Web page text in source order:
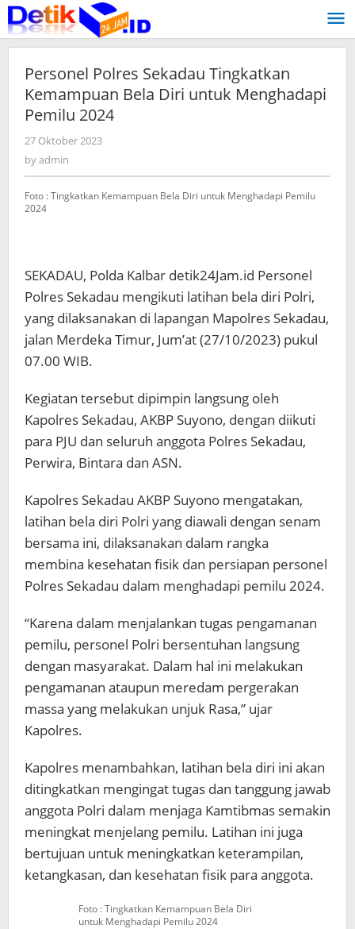
Skip
to
content
Personel Polres Sekadau Tingkatkan
Kemampuan Bela Diri untuk Menghadapi
Pemilu 2024
27 Oktober 2023
byadmin
Foto : Tingkatkan Kemampuan Bela Diri untuk Menghadapi Pemilu
2024
SEKADAU, Polda Kalbar detik24Jam.id Personel
Polres Sekadau mengikuti latihan bela diri Polri,
yang dilaksanakan di lapangan Mapolres Sekadau,
jalan Merdeka Timur, Jum’at (27/10/2023) pukul
07.00 WIB.
Kegiatan tersebut dipimpin langsung oleh
Kapolres Sekadau, AKBP Suyono, dengan diikuti
para PJU dan seluruh anggota Polres Sekadau,
Perwira, Bintara dan ASN.
Kapolres Sekadau AKBP Suyono mengatakan,
latihan bela diri Polri yang diawali dengan senam
bersama ini, dilaksanakan dalam rangka
membina kesehatan fisik dan persiapan personel
Polres Sekadau dalam menghadapi pemilu 2024.
“Karena dalam menjalankan tugas pengamanan
pemilu, personel Polri bersentuhan langsung
dengan masyarakat. Dalam hal ini melakukan
pengamanan ataupun meredam pergerakan
massa yang melakukan unjuk Rasa,” ujar
Kapolres.
Kapolres menambahkan, latihan bela diri ini akan
ditingkatkan mengingat tugas dan tanggung jawab
anggota Polri dalam menjaga Kamtibmas semakin
meningkat menjelang pemilu. Latihan ini juga
bertujuan untuk meningkatkan keterampilan,
ketangkasan, dan kesehatan fisik para anggota.
Foto : Tingkatkan Kemampuan Bela Diri
untuk Menghadapi Pemilu 2024